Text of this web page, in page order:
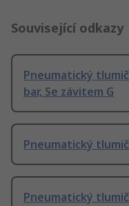
Související odkazy
Pneumatický tlumič
bar, Se závitem G
Pneumatický
Pneumatický